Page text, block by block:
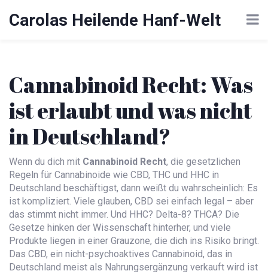
Carolas Heilende Hanf-Welt
Cannabinoid Recht: Was
ist erlaubt und was nicht
in Deutschland?
Wenn du dich mit Cannabinoid Recht, die gesetzlichen
Regeln für Cannabinoide wie CBD, THC und HHC in
Deutschland beschäftigst, dann weißt du wahrscheinlich: Es
ist kompliziert. Viele glauben, CBD sei einfach legal – aber
das stimmt nicht immer. Und HHC? Delta-8? THCA? Die
Gesetze hinken der Wissenschaft hinterher, und viele
Produkte liegen in einer Grauzone, die dich ins Risiko bringt.
Das CBD, ein nicht-psychoaktives Cannabinoid, das in
Deutschland meist als Nahrungsergänzung verkauft wird ist